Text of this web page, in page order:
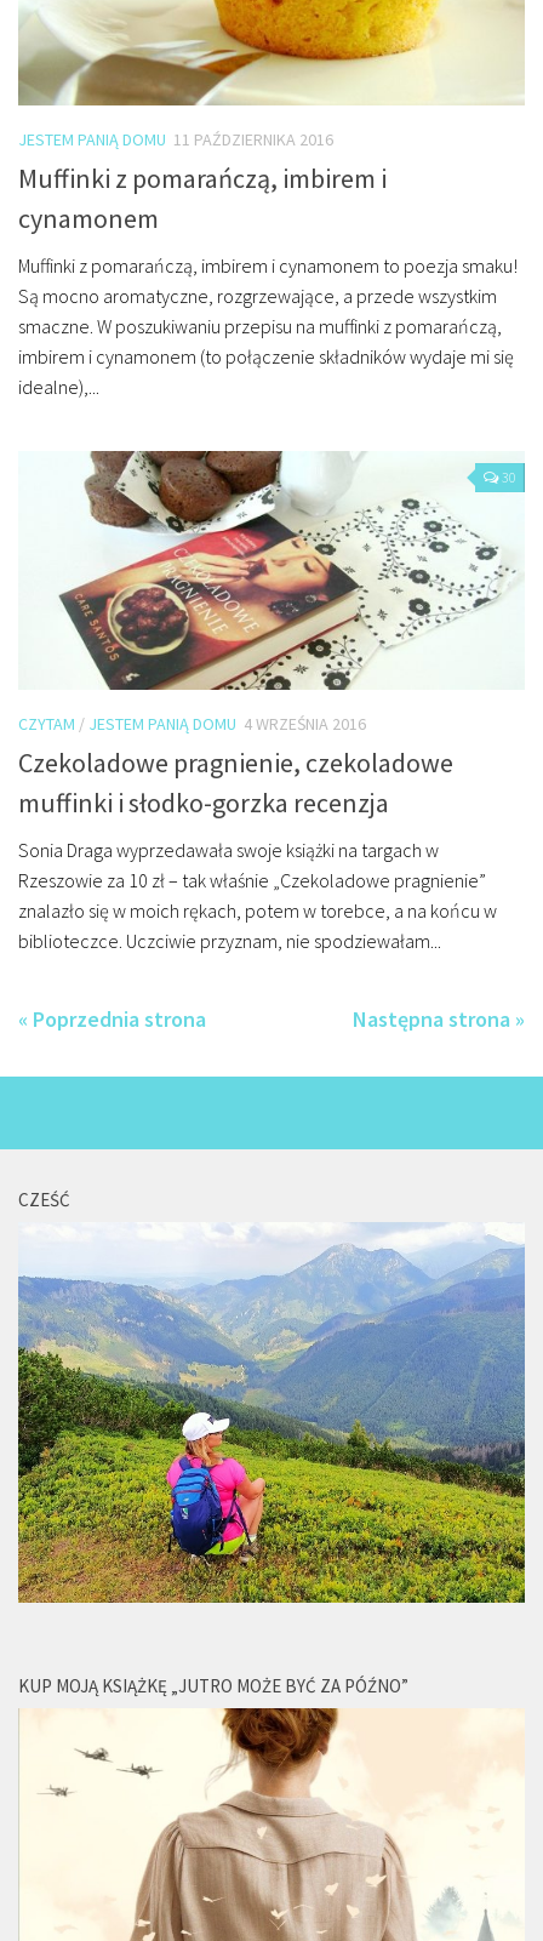
JESTEM PANIĄ DOMU 11 PAŹDZIERNIKA 2016
Muffinki z pomarańczą, imbirem i
cynamonem
Muffinki z pomarańczą, imbirem i cynamonem to poezja smaku!
Są mocno aromatyczne, rozgrzewające, a przede wszystkim
smaczne. W poszukiwaniu przepisu na muffinki z pomarańczą,
imbirem i cynamonem (to połączenie składników wydaje mi się
idealne),...
30
CZYTAM / JESTEM PANIĄ DOMU 4 WRZEŚNIA 2016
Czekoladowe pragnienie, czekoladowe
muffinki i słodko-gorzka recenzja
Sonia Draga wyprzedawała swoje książki na targach w
Rzeszowie za 10 zł – tak właśnie „Czekoladowe pragnienie”
znalazło się w moich rękach, potem w torebce, a na końcu w
biblioteczce. Uczciwie przyznam, nie spodziewałam...
« Poprzednia strona Następna strona »
CZEŚĆ
KUP MOJĄ KSIĄŻKĘ „JUTRO MOŻE BYĆ ZA PÓŹNO”